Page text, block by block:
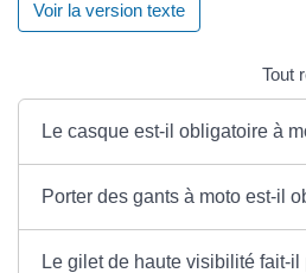
Voir la version texte
Tout
Le casque est-il obligatoire à
Porter des gants à moto est-il
Le gilet de haute visibilité fait-il